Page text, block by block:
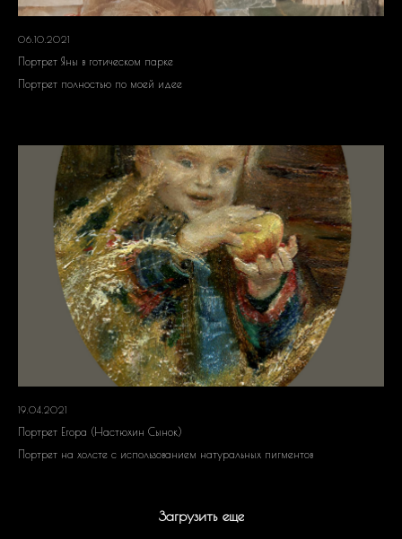
06.10.2021
Портрет Яны в готическом парке
Портрет полностью по моей идее
19.04.2021
Портрет Егора (Настюхин Сынок)
Портрет на холсте с использованием натуральных пигментов
Загрузить еще